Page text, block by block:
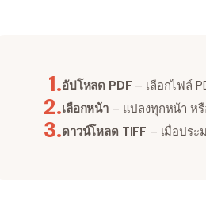
1.อัปโหลด PDF – เลือกไฟล์
2.เลือกหน้า– แปลงทุกหน้า หรื
3.ดาวน์โหลด TIFF – เมื่อประ